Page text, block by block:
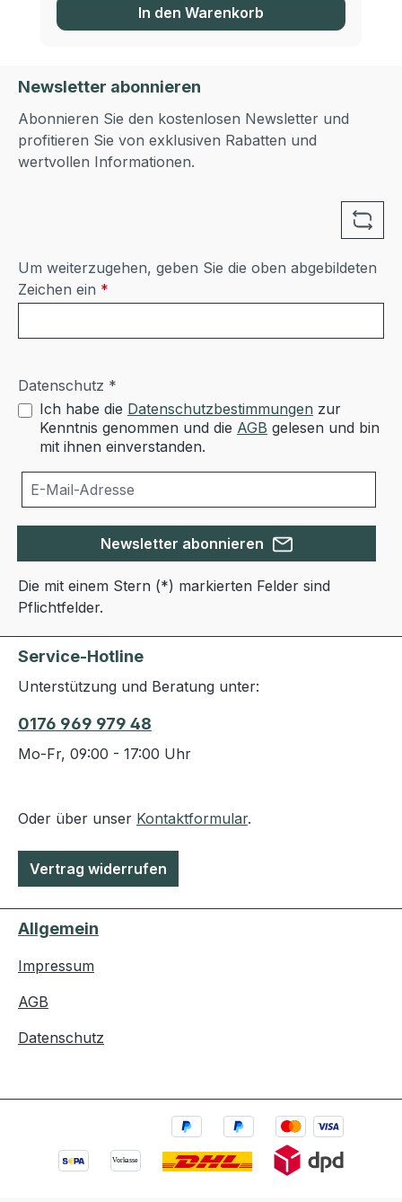
In den Warenkorb
Newsletter abonnieren
Abonnieren Sie den kostenlosen Newsletter und
profitieren Sie von exklusiven Rabatten und
wertvollen Informationen.
Um weiterzugehen, geben Sie die oben abgebildeten
Zeichen ein *
Datenschutz *
Ich habe die Datenschutzbestimmungen zur
Kenntnis genommen und die AGB gelesen und bin
mit ihnen einverstanden.
Newsletter abonnieren
Die mit einem Stern (*) markierten Felder sind
Pflichtfelder.
Service-Hotline
Unterstützung und Beratung unter:
0176 969 979 48
Mo-Fr, 09:00 - 17:00 Uhr
Oder über unser Kontaktformular.
Vertrag widerrufen
Allgemein
Impressum
AGB
Datenschutz